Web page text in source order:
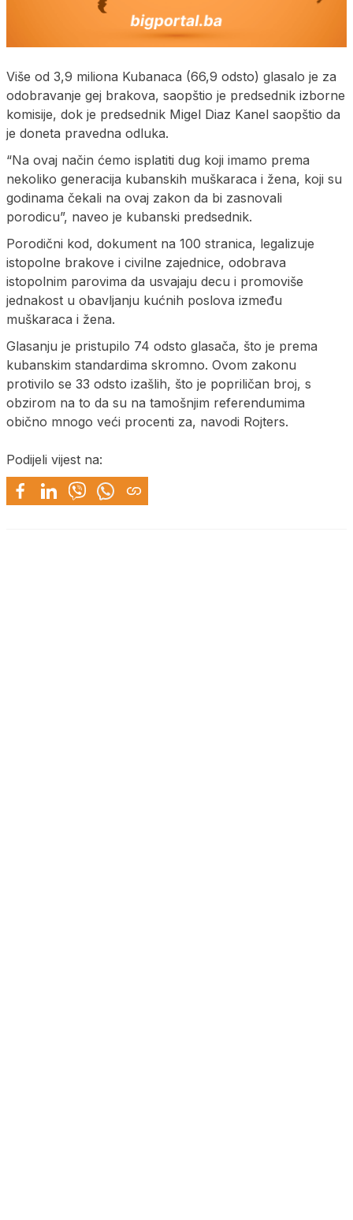
Više od 3,9 miliona Kubanaca (66,9 odsto) glasalo je za
odobravanje gej brakova, saopštio je predsednik izborne
komisije, dok je predsednik Migel Diaz Kanel saopštio da
je doneta pravedna odluka.
“Na ovaj način ćemo isplatiti dug koji imamo prema
nekoliko generacija kubanskih muškaraca i žena, koji su
godinama čekali na ovaj zakon da bi zasnovali
porodicu”, naveo je kubanski predsednik.
Porodični kod, dokument na 100 stranica, legalizuje
istopolne brakove i civilne zajednice, odobrava
istopolnim parovima da usvajaju decu i promoviše
jednakost u obavljanju kućnih poslova između
muškaraca i žena.
Glasanju je pristupilo 74 odsto glasača, što je prema
kubanskim standardima skromno. Ovom zakonu
protivilo se 33 odsto izašlih, što je popriličan broj, s
obzirom na to da su na tamošnjim referendumima
obično mnogo veći procenti za, navodi Rojters.
Podijeli vijest na: